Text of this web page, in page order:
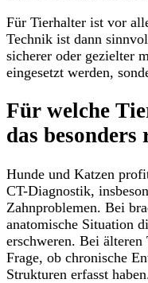
Für Tierhalter ist vor
Technik ist dann
sicherer oder gezielter
eingesetzt werden,
Für welche
das
Hunde und Katzen
CT-Diagnostik,
Zahnproblemen. Bei
anatomische Situation
erschweren. Bei
Frage, ob chronische
Strukturen erfasst